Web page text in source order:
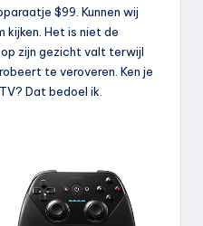
$99. Kunnen wij
kijken. Het is niet de
zijn gezicht valt terwijl
te veroveren. Ken je
Dat bedoel ik.